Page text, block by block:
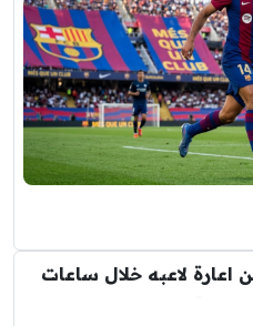
لاعبه خلال ساعات